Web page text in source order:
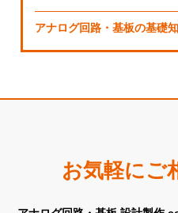
アナログ回路・基板の基礎
お気軽にご